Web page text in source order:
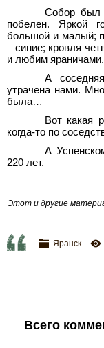
Собор был
побелен. Яркой
большой и малый;
– синие; кровля
и любим яраничами.
А
утрачена нами.
была…
Вот какая
когда-то по
А
220 лет.
Этот и другие
Яранск
Всего